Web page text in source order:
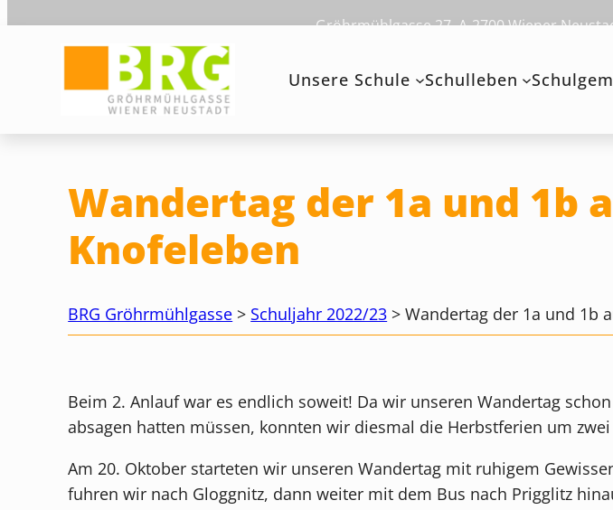
Gröhrmühlgasse 27, A-2700 Wiener
Unsere Schule Schulleben
Wandertag der 1a und 1b
Knofeleben
BRG Gröhrmühlgasse > Schuljahr 2022/23 >Wandertag der 1a und 1b
Beim 2. Anlauf war es endlich soweit! Da wir unseren Wandertag
absagen hatten müssen, konnten wir diesmal die Herbstferien um zwei
Am 20. Oktober starteten wir unseren Wandertag mit ruhigem
fuhren wir nach Gloggnitz, dann weiter mit dem Bus nach Prigglitz